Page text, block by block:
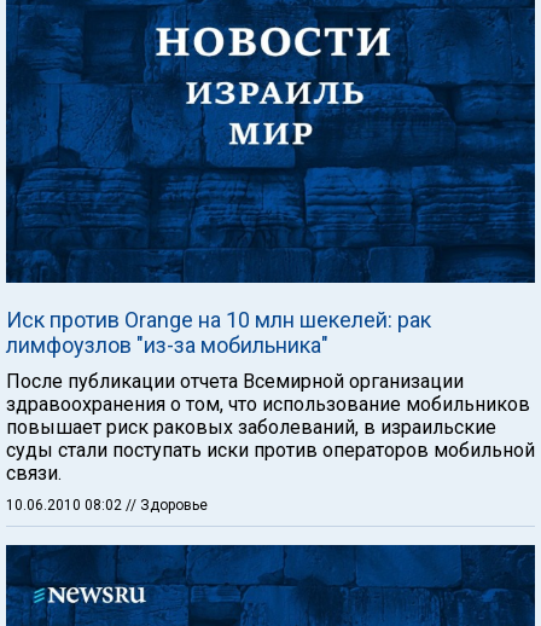
Иск против Orange на 10 млн шекелей: рак
лимфоузлов "из-за мобильника"
После публикации отчета Всемирной организации
здравоохранения о том, что использование мобильников
повышает риск раковых заболеваний, в израильские
суды стали поступать иски против операторов мобильной
связи.
10.06.2010 08:02 // Здоровье